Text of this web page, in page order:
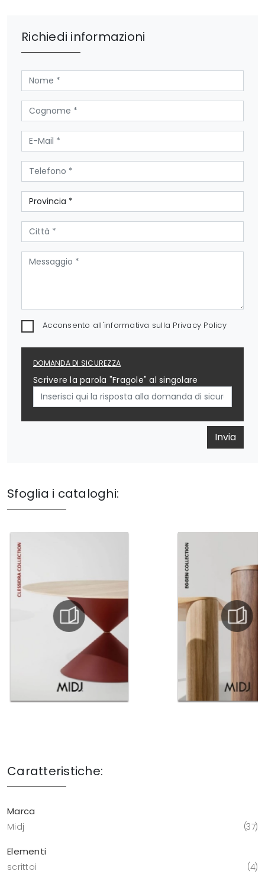
Richiedi informazioni
Acconsento all'informativa sulla Privacy Policy
DOMANDA DI SICUREZZA
Scrivere la parola "Fragole" al singolare
Invia
Sfoglia i cataloghi:
Caratteristiche:
Marca
Midj 37
Elementi
scrittoi 4